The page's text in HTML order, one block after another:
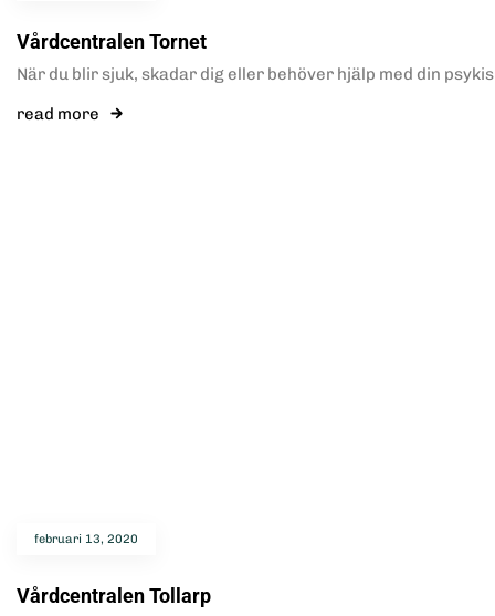
Vårdcentralen Tornet
När du blir sjuk, skadar dig eller behöver hjälp med din
read more
februari 13, 2020
Vårdcentralen Tollarp